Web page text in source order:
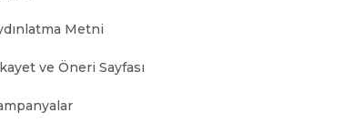
Metni
ve Öneri Sayfası